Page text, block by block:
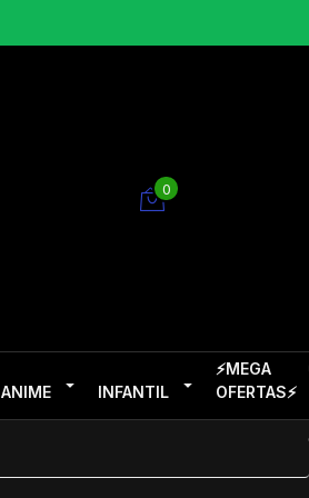
0
ANIME INFANTIL
⚡MEGA
OFERTAS⚡